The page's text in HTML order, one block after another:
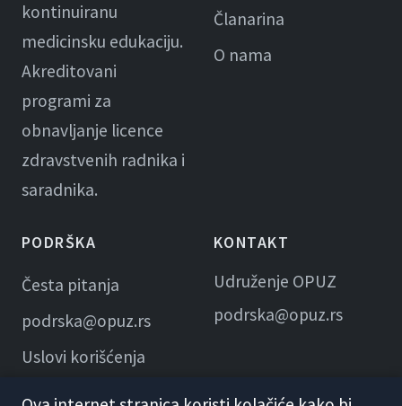
kontinuiranu
medicinsku edukaciju.
Akreditovani
programi za
obnavljanje licence
zdravstvenih radnika i
saradnika.
Članarina
O nama
PODRŠKA
Česta pitanja
podrska@opuz.rs
Uslovi korišćenja
KONTAKT
Udruženje OPUZ
podrska@opuz.rs